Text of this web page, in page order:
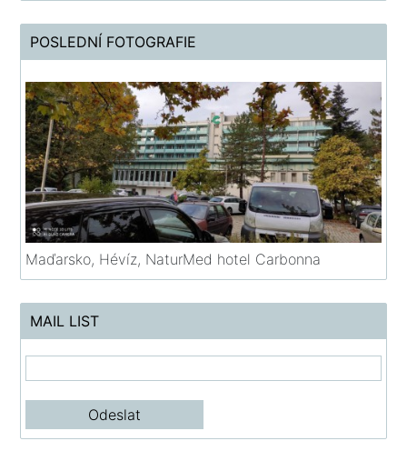
POSLEDNÍ FOTOGRAFIE
Maďarsko, Hévíz, NaturMed hotel Carbonna
MAIL LIST